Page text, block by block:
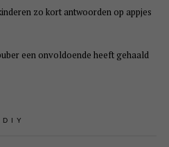
zo kort antwoorden op appjes
een onvoldoende heeft gehaald
DIY